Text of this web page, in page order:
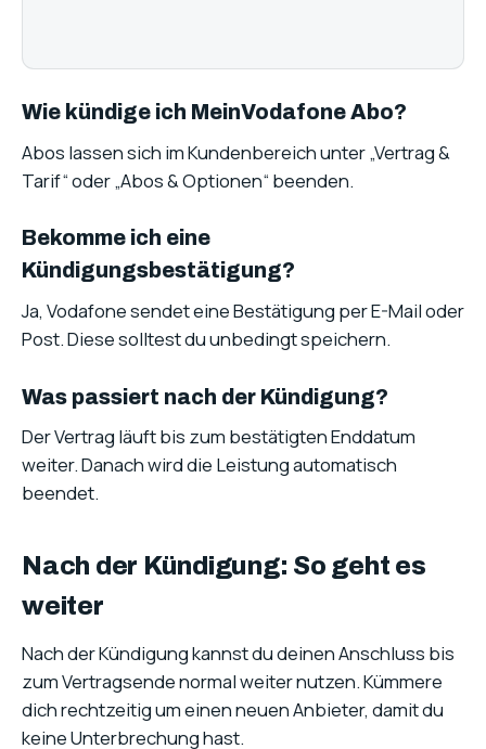
Wie kündige ich MeinVodafone Abo?
Abos lassen sich im Kundenbereich unter „Vertrag &
Tarif“ oder „Abos & Optionen“ beenden.
Bekomme ich eine
Kündigungsbestätigung?
Ja, Vodafone sendet eine Bestätigung per E-Mail oder
Post. Diese solltest du unbedingt speichern.
Was passiert nach der Kündigung?
Der Vertrag läuft bis zum bestätigten Enddatum
weiter. Danach wird die Leistung automatisch
beendet.
Nach der Kündigung: So geht es
weiter
Nach der Kündigung kannst du deinen Anschluss bis
zum Vertragsende normal weiter nutzen. Kümmere
dich rechtzeitig um einen neuen Anbieter, damit du
keine Unterbrechung hast.